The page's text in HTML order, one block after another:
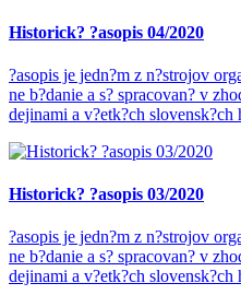
Historick? ?asopis 04/2020
?asopis je jedn?m z n?strojov
ne b?danie a s? spracovan? v
dejinami a v?etk?ch slovensk?ch
Historick? ?asopis 03/2020
?asopis je jedn?m z n?strojov
ne b?danie a s? spracovan? v
dejinami a v?etk?ch slovensk?ch